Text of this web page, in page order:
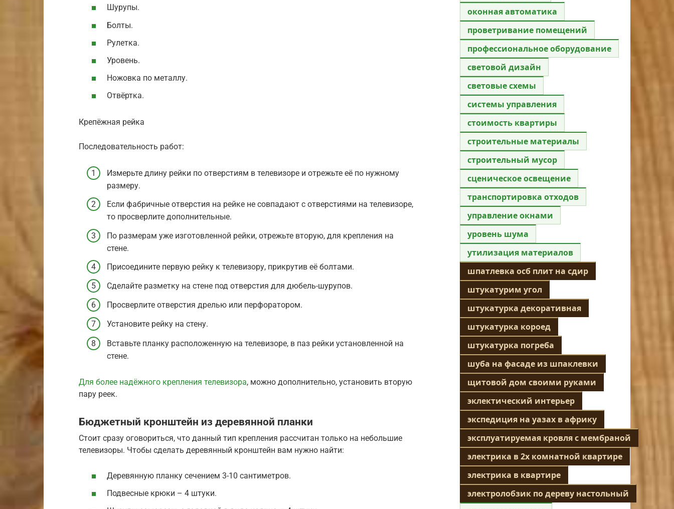
Шурупы.
Болты.
Рулетка.
Уровень.
Ножовка по металлу.
Отвёртка.
Крепёжная рейка
Последовательность работ:
Измерьте длину рейки по отверстиям в телевизоре и отрежьте её по нужному
размеру.
Если фабричные отверстия на рейке не совпадают с отверстиями на телевизоре,
то просверлите дополнительные.
По размерам уже изготовленной рейки, отрежьте вторую, для крепления на
стене.
Присоедините первую рейку к телевизору, прикрутив её болтами.
Сделайте разметку на стене под отверстия для дюбель-шурупов.
Просверлите отверстия дрелью или перфоратором.
Установите рейку на стену.
Вставьте планку расположенную на телевизоре, в паз рейки установленной на
стене.
Для более надёжного крепления телевизора, можно дополнительно, установить вторую
пару реек.
Бюджетный кронштейн из деревянной планки
Стоит сразу оговориться, что данный тип крепления рассчитан только на небольшие
телевизоры. Чтобы сделать деревянный кронштейн вам нужно найти:
Деревянную планку сечением 3-10 сантиметров.
Подвесные крюки – 4 штуки.
оконная автоматика
проветривание помещений
профессиональное оборудование
световой дизайн
световые схемы
системы управления
стоимость квартиры
строительные материалы
строительный мусор
сценическое освещение
транспортировка отходов
управление окнами
уровень шума
утилизация материалов
шпатлевка осб плит на сдир
штукатурим угол
штукатурка декоративная
штукатурка короед
штукатурка погреба
шуба на фасаде из шпаклевки
щитовой дом своими руками
эклектический интерьер
экспедиция на уазах в африку
эксплуатируемая кровля с мембраной
электрика в 2х комнатной квартире
электрика в квартире
электролобзик по дереву настольный